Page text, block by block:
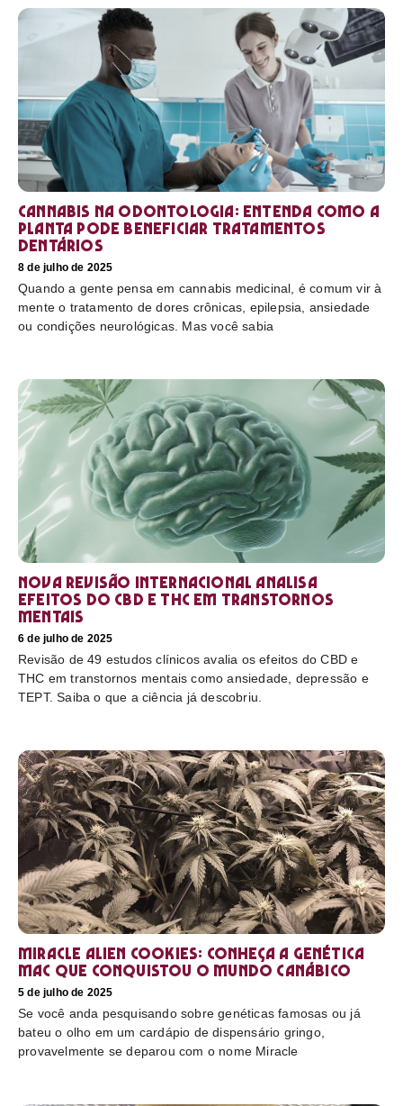
Cannabis na odontologia: entenda como a
planta pode beneficiar tratamentos
dentários
8 de julho de 2025
Quando a gente pensa em cannabis medicinal, é comum vir à
mente o tratamento de dores crônicas, epilepsia, ansiedade
ou condições neurológicas. Mas você sabia
Nova revisão internacional analisa
efeitos do CBD e THC em transtornos
mentais
6 de julho de 2025
Revisão de 49 estudos clínicos avalia os efeitos do CBD e
THC em transtornos mentais como ansiedade, depressão e
TEPT. Saiba o que a ciência já descobriu.
Miracle Alien Cookies: conheça a genética
MAC que conquistou o mundo canábico
5 de julho de 2025
Se você anda pesquisando sobre genéticas famosas ou já
bateu o olho em um cardápio de dispensário gringo,
provavelmente se deparou com o nome Miracle